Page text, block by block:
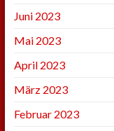
Juni 2023
Mai 2023
April 2023
März 2023
Februar 2023